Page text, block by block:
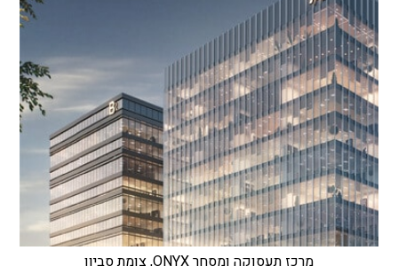
מרכז תעסוקה ומסחר ONYX, צומת סביון